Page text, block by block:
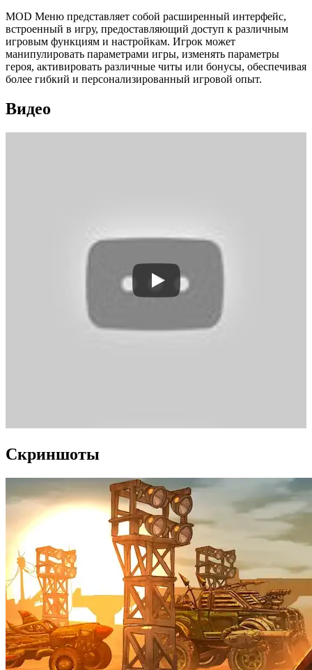
MOD Меню представляет собой расширенный интерфейс,
встроенный в игру, предоставляющий доступ к различным
игровым функциям и настройкам. Игрок может
манипулировать параметрами игры, изменять параметры
героя, активировать различные читы или бонусы, обеспечивая
более гибкий и персонализированный игровой опыт.
Видео
Скриншоты